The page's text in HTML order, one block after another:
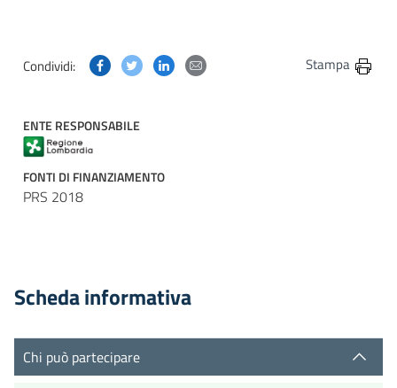
Condividi: Condividi questa pagina su Facebook
Condividi questa pagina su Twitter
Condividi questa pagina su Linkedin
Condividi questa pagina via
Stampa
ENTE RESPONSABILE
FONTI DI FINANZIAMENTO
PRS 2018
Scheda informativa
Chi può partecipare